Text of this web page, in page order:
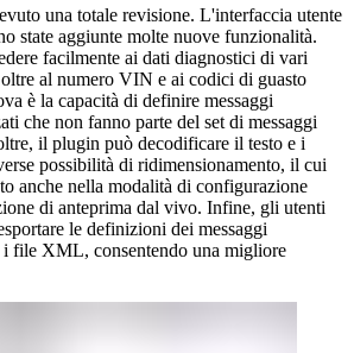
una totale revisione. L'interfaccia utente
state aggiunte molte nuove funzionalità.
facilmente ai dati diagnostici di vari
al numero VIN e ai codici di guasto
è la capacità di definire messaggi
che non fanno parte del set di messaggi
il plugin può decodificare il testo e i
possibilità di ridimensionamento, il cui
anche nella modalità di configurazione
di anteprima dal vivo. Infine, gli utenti
le definizioni dei messaggi
file XML, consentendo una migliore